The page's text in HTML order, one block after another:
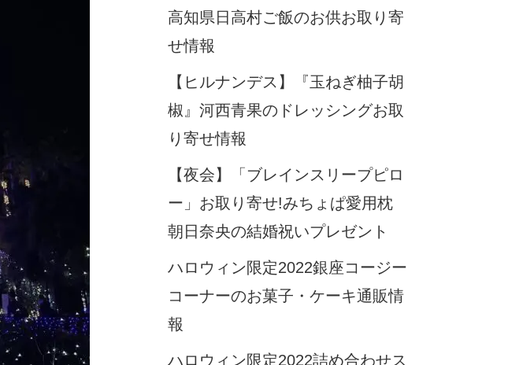
高知県日高村ご飯のお供お取り寄
せ情報
【ヒルナンデス】『玉ねぎ柚子胡
椒』河西青果のドレッシングお取
り寄せ情報
【夜会】「ブレインスリープピロ
ー」お取り寄せ!みちょぱ愛用枕
朝日奈央の結婚祝いプレゼント
ハロウィン限定2022銀座コージー
コーナーのお菓子・ケーキ通販情
報
ハロウィン限定2022詰め合わせス